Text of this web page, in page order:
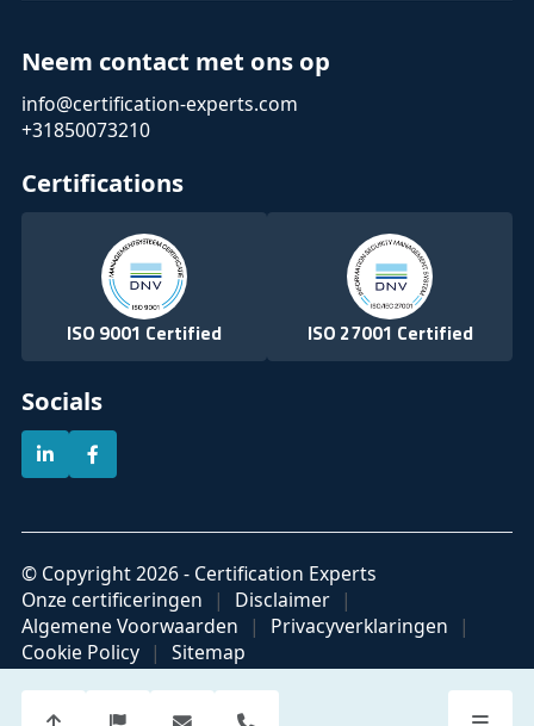
Neem contact met ons op
info@certification-experts.com
+31850073210
Certifications
ISO 9001 Certified ISO 27001 Certified
Socials
© Copyright 2026 - Certification Experts
Onze certificeringen
Disclaimer
Algemene Voorwaarden
Privacyverklaringen
Cookie Policy
Sitemap